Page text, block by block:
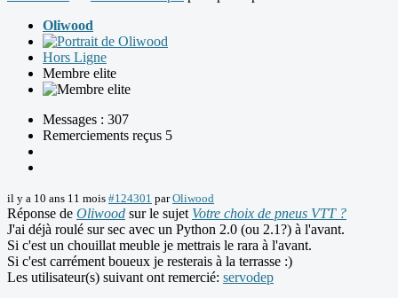
Oliwood
Hors Ligne
Membre elite
Messages : 307
Remerciements reçus 5
il y a 10 ans 11 mois #124301 parOliwood
Réponse de Oliwood sur le sujet Votre choix de pneus VTT ?
J'ai déjà roulé sur sec avec un Python 2.0 (ou 2.1?) à l'avant.
Si c'est un chouillat meuble je mettrais le rara à l'avant.
Si c'est carrément boueux je resterais à la terrasse :)
Les utilisateur(s) suivant ont remercié: servodep